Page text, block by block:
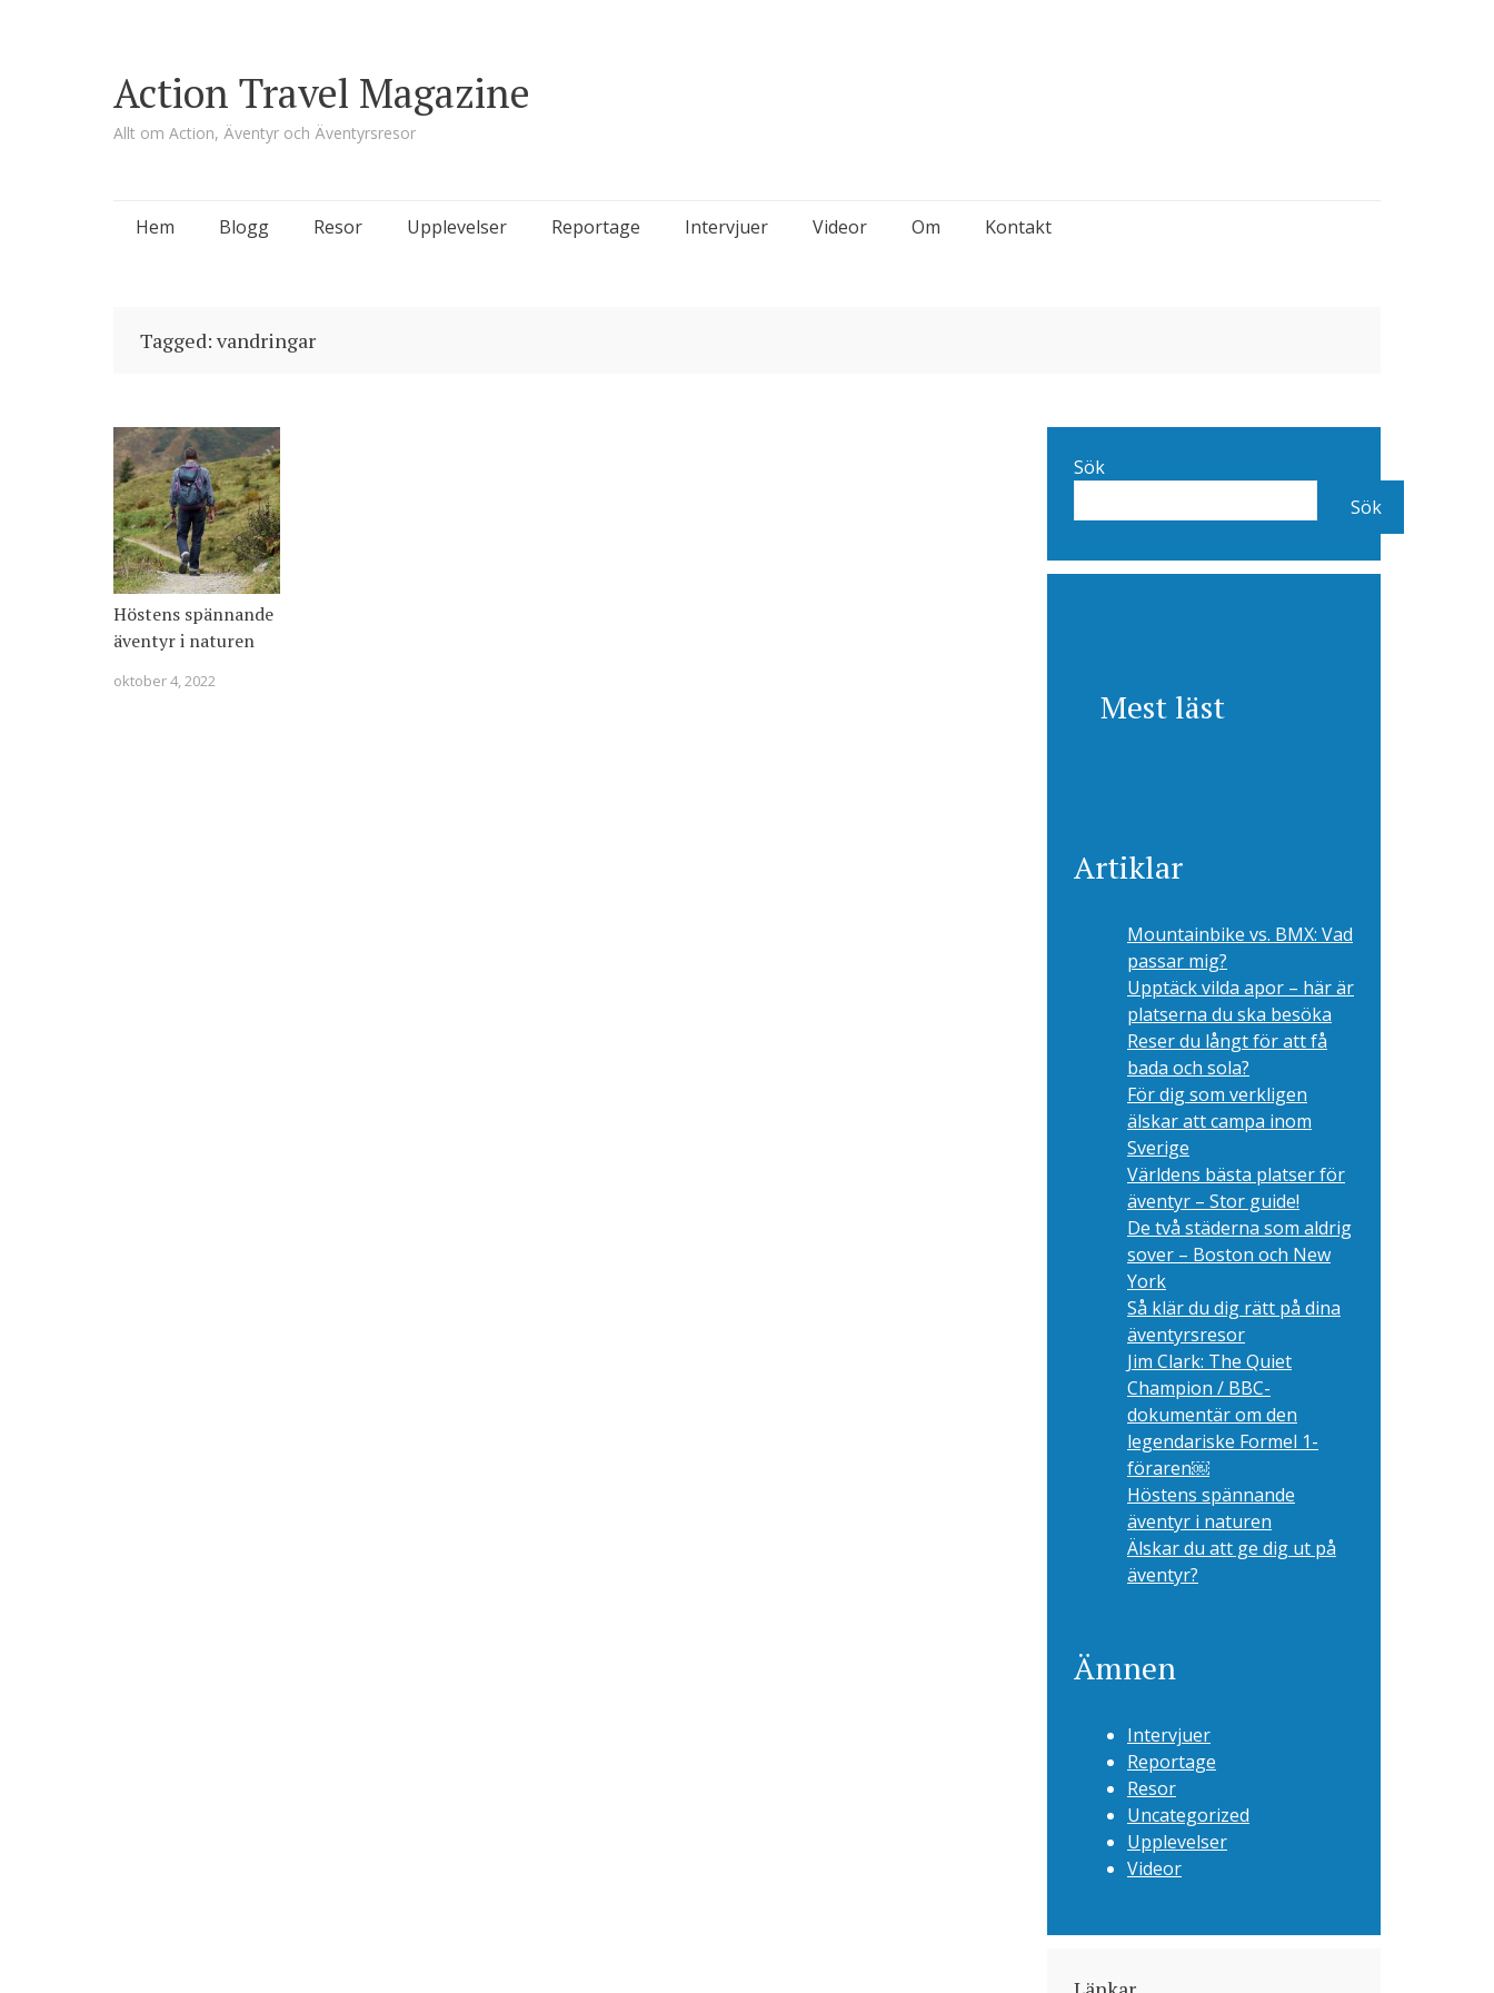
Action Travel Magazine
Allt om Action, Äventyr och Äventyrsresor
Skip
Hem Blogg Resor Upplevelser Reportage Intervjuer Videor Om Kontakt
Tagged: vandringar
Höstens spännande
äventyr i naturen
oktober 4, 2022
Sök
Sök
Mest läst
Artiklar
Mountainbike vs. BMX: Vad
passar mig?
Upptäck vilda apor – här är
platserna du ska besöka
Reser du långt för att få
bada och sola?
För dig som verkligen
älskar att campa inom
Sverige
Världens bästa platser för
äventyr – Stor guide!
De två städerna som aldrig
sover – Boston och New
York
Så klär du dig rätt på dina
äventyrsresor
Jim Clark: The Quiet
Champion / BBC-
dokumentär om den
legendariske Formel 1-
föraren￼
Höstens spännande
äventyr i naturen
Älskar du att ge dig ut på
äventyr?
Ämnen
Intervjuer
Reportage
Resor
Uncategorized
Upplevelser
Videor